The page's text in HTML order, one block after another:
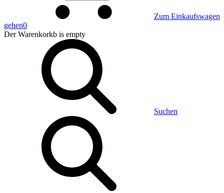
Zum Einkaufswagen
gehen0
Der Warenkorkb is empty
Suchen